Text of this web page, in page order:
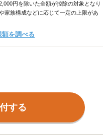
円を除いた全額が控除の対象となり
家族構成などに応じて一定の上限があ
額を調べる
する